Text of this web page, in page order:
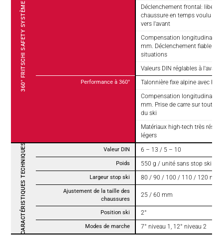
360° FRITSCHI SAFETY SYSTÈME
Déclenchement frontal:
chaussure en temps voulu en
vers l'avant
Compensation longitudinale
mm. Déclenchement fiable
situations
Valeurs DIN réglables à l'avant
Performance à 360°
Talonnière fixe alpine avec Rail
Compensation longitudinale
mm. Prise de carre sur toute
du ski
Matériaux high-tech très
légers
CARACTÉRISTIQUES TECHNIQUES Valeur DIN 6 – 13 / 5 – 10
Poids 550 g / unité sans stop ski
Largeur stop ski 80 / 90 / 100 / 110 / 120 mm
Ajustement de la taille des
chaussures
25 / 60 mm
Position ski 2°
Modes de marche 7° niveau 1, 12° niveau 2